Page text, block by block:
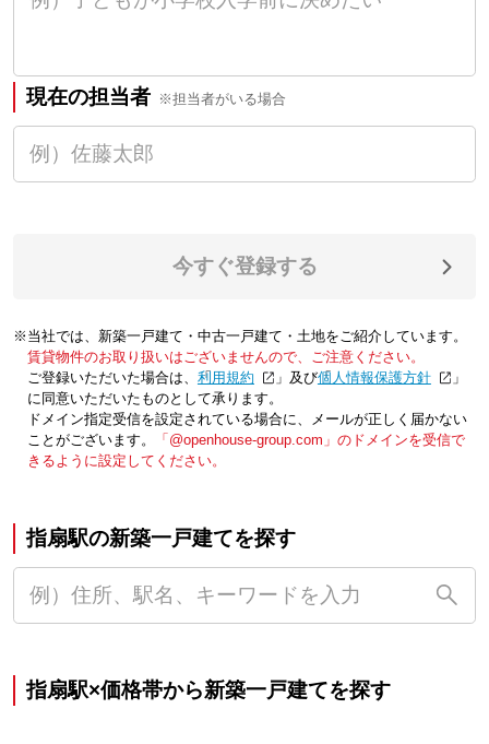
現在の担当者 ※担当者がいる場合
今すぐ登録する
※当社では、新築一戸建て・中古一戸建て・土地をご紹介しています。
賃貸物件のお取り扱いはございませんので、ご注意ください。
ご登録いただいた場合は、「利用規約 」及び「個人情報保護方針
」
に同意いただいたものとして承ります。
ドメイン指定受信を設定されている場合に、メールが正しく届かない
ことがございます。
「@openhouse-group.com」のドメインを受信で
きるように設定してください。
指扇駅の新築一戸建てを探す
指扇駅×価格帯から新築一戸建てを探す